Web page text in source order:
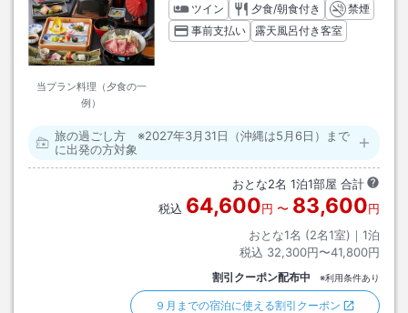
当プラン料理（夕食の一
例）
ツイン
夕食/朝食付き
禁煙
事前支払い
露天風呂付き客室
旅の過ごし方 ※2027年3月31日（沖縄は5月6日）まで
に出発の方対象
おとな2名 1泊1部屋 合計
税込 64,600円 〜 83,600円
おとな1名 (2名1室)｜ 1泊
税込 32,300円〜41,800円
割引クーポン配布中 ※利用条件あり
９月までの宿泊に使える割引クーポン